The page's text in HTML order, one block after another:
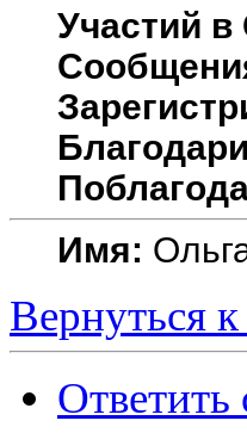
Участий
Имя:
Вернуться
Ответить